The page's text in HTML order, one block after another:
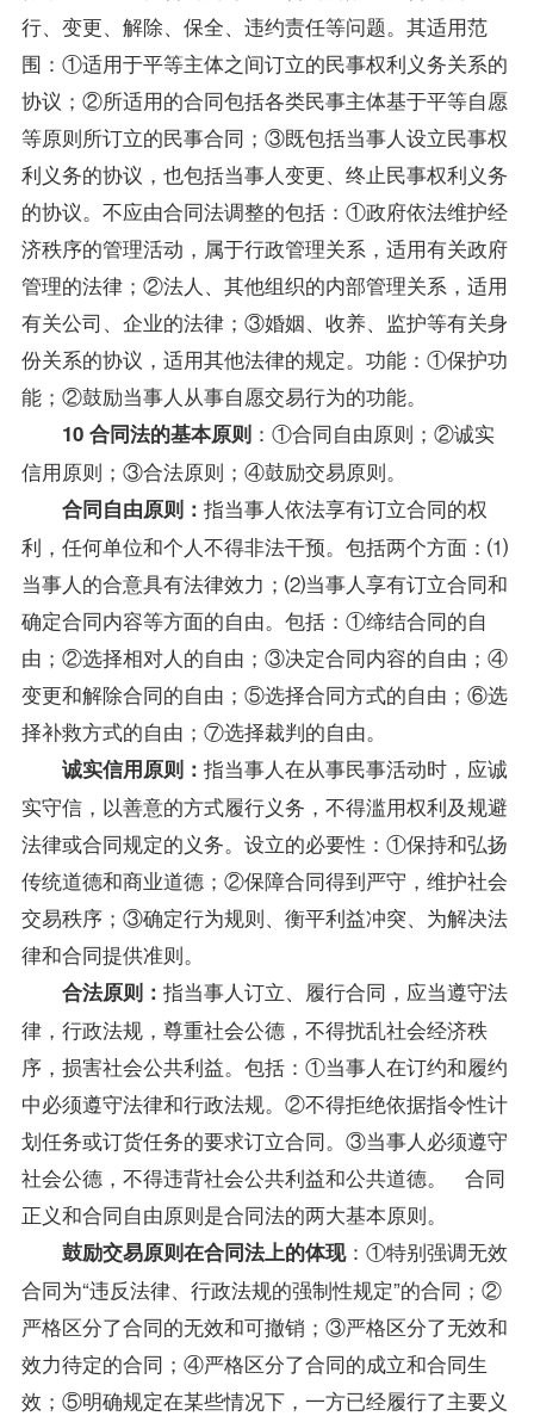
行、变更、解除、保全、违约责任等问题。其适用范
围：①适用于平等主体之间订立的民事权利义务关系的
协议；②所适用的合同包括各类民事主体基于平等自愿
等原则所订立的民事合同；③既包括当事人设立民事权
利义务的协议，也包括当事人变更、终止民事权利义务
的协议。不应由合同法调整的包括：①政府依法维护经
济秩序的管理活动，属于行政管理关系，适用有关政府
管理的法律；②法人、其他组织的内部管理关系，适用
有关公司、企业的法律；③婚姻、收养、监护等有关身
份关系的协议，适用其他法律的规定。功能：①保护功
能；②鼓励当事人从事自愿交易行为的功能。
10 合同法的基本原则：①合同自由原则；②诚实
信用原则；③合法原则；④鼓励交易原则。
合同自由原则： 指当事人依法享有订立合同的权
利，任何单位和个人不得非法干预。包括两个方面：⑴
当事人的合意具有法律效力；⑵当事人享有订立合同和
确定合同内容等方面的自由。包括：①缔结合同的自
由；②选择相对人的自由；③决定合同内容的自由；④
变更和解除合同的自由；⑤选择合同方式的自由；⑥选
择补救方式的自由；⑦选择裁判的自由。
诚实信用原则： 指当事人在从事民事活动时，应诚
实守信，以善意的方式履行义务，不得滥用权利及规避
法律或合同规定的义务。设立的必要性：①保持和弘扬
传统道德和商业道德；②保障合同得到严守，维护社会
交易秩序；③确定行为规则、衡平利益冲突、为解决法
律和合同提供准则。
合法原则： 指当事人订立、履行合同，应当遵守法
律，行政法规，尊重社会公德，不得扰乱社会经济秩
序，损害社会公共利益。包括：①当事人在订约和履约
中必须遵守法律和行政法规。②不得拒绝依据指令性计
划任务或订货任务的要求订立合同。③当事人必须遵守
社会公德，不得违背社会公共利益和公共道德。 合同
正义和合同自由原则是合同法的两大基本原则。
鼓励交易原则在合同法上的体现：①特别强调无效
合同为“违反法律、行政法规的强制性规定”的合同；②
严格区分了合同的无效和可撤销；③严格区分了无效和
效力待定的合同；④严格区分了合同的成立和合同生
效；⑤明确规定在某些情况下，一方已经履行了主要义